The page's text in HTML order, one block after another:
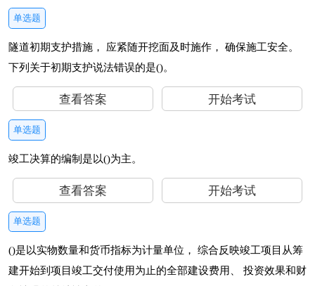
单选题
隧道初期支护措施， 应紧随开挖面及时施作， 确保施工安全。
下列关于初期支护说法错误的是()。
查看答案 开始考试
单选题
竣工决算的编制是以()为主。
查看答案 开始考试
单选题
()是以实物数量和货币指标为计量单位， 综合反映竣工项目从筹
建开始到项目竣工交付使用为止的全部建设费用、 投资效果和财